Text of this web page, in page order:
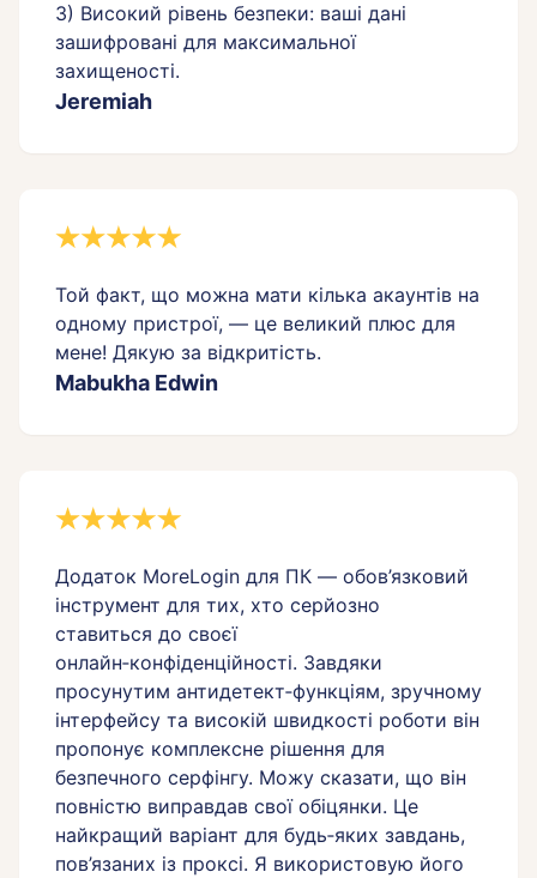
3) Високий рівень безпеки: ваші дані
зашифровані для максимальної
Jeremiah
Той факт, що можна мати кілька акаунтів на
одному пристрої, — це великий плюс для
мене! Дякую за відкритість.
Mabukha Edwin
Додаток MoreLogin для ПК — обов’язковий
інструмент для тих, хто серйозно
ставиться до своєї
онлайн‑конфіденційності. Завдяки
просунутим антидетект‑функціям, зручному
інтерфейсу та високій швидкості роботи він
пропонує комплексне рішення для
безпечного серфінгу. Можу сказати, що він
повністю виправдав свої обіцянки. Це
найкращий варіант для будь‑яких завдань,
пов’язаних із проксі. Я використовую його